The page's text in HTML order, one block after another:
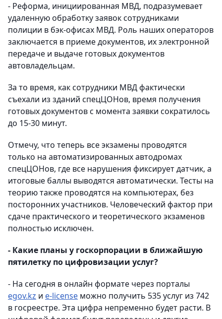
- Реформа, инициированная МВД, подразумевает
удаленную обработку заявок сотрудниками
полиции в бэк-офисах МВД. Роль наших операторов
заключается в приеме документов, их электронной
передаче и выдаче готовых документов
автовладельцам.
За то время, как сотрудники МВД фактически
съехали из зданий спецЦОНов, время получения
готовых документов с момента заявки сократилось
до 15-30 минут.
Отмечу, что теперь все экзамены проводятся
только на автоматизированных автодромах
спецЦОНов, где все нарушения фиксирует датчик, а
итоговые баллы выводятся автоматически. Тесты на
теорию также проводятся на компьютерах, без
посторонних участников. Человеческий фактор при
сдаче практического и теоретического экзаменов
полностью исключен.
- Какие планы у госкорпорации в ближайшую
пятилетку по цифровизации услуг?
- На сегодня в онлайн формате через порталы
egov.kz и e-license можно получить 535 услуг из 742
в госреестре. Эта цифра непременно будет расти. В